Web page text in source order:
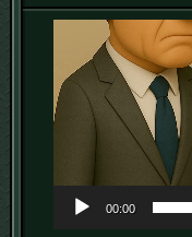
画
プ
00:00